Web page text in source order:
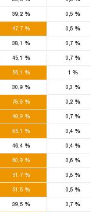
%
39,2 %
%
47,7 %
% %
% %
% %
%
30,9 %
%
78,9 %
%
49,9 %
% %
%
46,4 %
%
60,9 %
%
51,7 %
%
51,5 %
%
39,5 %